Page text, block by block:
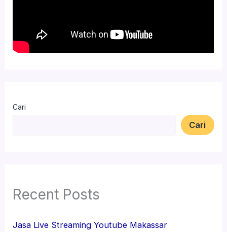
Cari
Cari
Recent Posts
Jasa Live Streaming Youtube Makassar